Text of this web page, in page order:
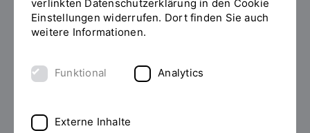
Zum Personenverzeichnis
verlinkten Datenschutzerklärung in den Cookie
Einstellungen widerrufen. Dort finden Sie auch
weitere Informationen.
Funktional Analytics
Externe Inhalte